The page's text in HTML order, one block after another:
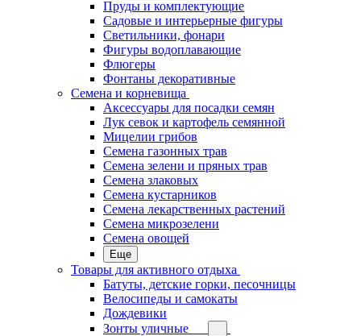
Пруды и комплектующие
Садовые и интерьерные фигуры
Светильники, фонари
Фигуры водоплавающие
Флюгеры
Фонтаны декоративные
Семена и корневища
Аксессуары для посадки семян
Лук севок и картофель семянной
Мицелии грибов
Семена газонных трав
Семена зелени и пряных трав
Семена злаковых
Семена кустарников
Семена лекарственных растений
Семена микрозелени
Семена овощей
Еще
Товары для активного отдыха
Батуты, детские горки, песочницы
Велосипеды и самокаты
Дождевики
Зонты уличные